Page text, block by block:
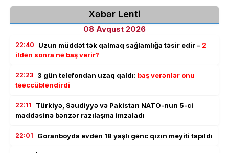
Xəbər Lenti
08 Avqust 2026
22:40 Uzun müddət tək qalmaq sağlamlığa təsir edir – 2
ildən sonra nə baş verir?
22:23 3 gün telefondan uzaq qaldı: baş verənlər onu
təəccübləndirdi
22:11
Türkiyə, Səudiyyə və Pakistan NATO-nun 5-ci
maddəsinə bənzər razılaşma imzaladı
22:01 Goranboyda evdən 18 yaşlı gənc qızın meyiti tapıldı